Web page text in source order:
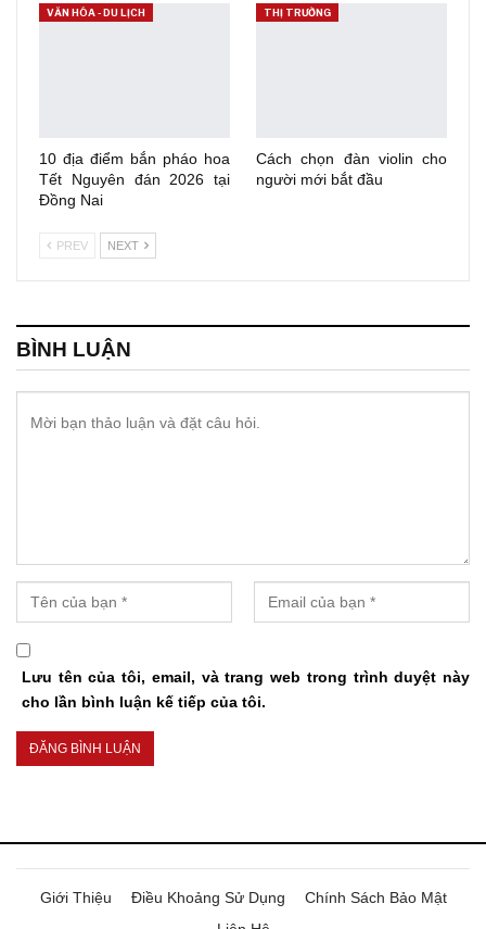
VĂN HÓA - DU LỊCH
10 địa điểm bắn pháo hoa
Tết Nguyên đán 2026 tại
Đồng Nai
THỊ TRƯỜNG
Cách chọn đàn violin cho
người mới bắt đầu
PREV NEXT
BÌNH LUẬN
Lưu tên của tôi, email, và trang web trong trình duyệt này
cho lần bình luận kế tiếp của tôi.
Giới Thiệu Điều Khoảng Sử Dụng
Chính Sách Bảo Mật